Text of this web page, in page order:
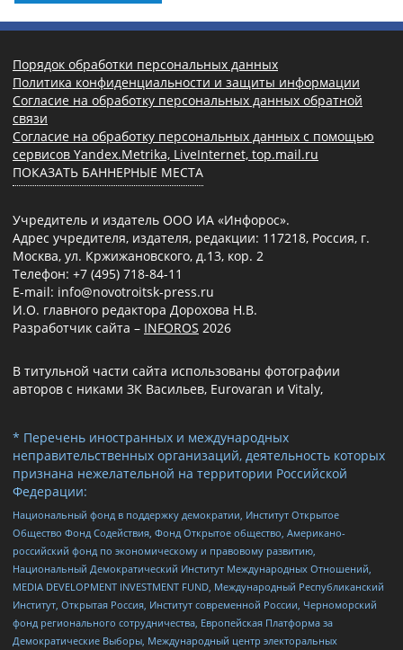
Порядок обработки персональных данных
Политика конфиденциальности и защиты информации
Согласие на обработку персональных данных обратной
связи
Согласие на обработку персональных данных с помощью
сервисов Yandex.Metrika, LiveInternet, top.mail.ru
ПОКАЗАТЬ БАННЕРНЫЕ МЕСТА
Учредитель и издатель ООО ИА «Инфорос».
Адрес учредителя, издателя, редакции: 117218, Россия, г.
Москва, ул. Кржижановского, д.13, кор. 2
Телефон: +7 (495) 718-84-11
E-mail: info@novotroitsk-press.ru
И.О. главного редактора Дорохова Н.В.
Разработчик сайта – INFOROS 2026
В титульной части сайта использованы фотографии
авторов с никами ЗК Васильев, Eurovaran и Vitaly,
* Перечень иностранных и международных
неправительственных организаций, деятельность которых
признана нежелательной на территории Российской
Федерации:
Национальный фонд в поддержку демократии, Институт Открытое
Общество Фонд Содействия, Фонд Открытое общество, Американо-
российский фонд по экономическому и правовому развитию,
Национальный Демократический Институт Международных Отношений,
MEDIA DEVELOPMENT INVESTMENT FUND, Международный Республиканский
Институт, Открытая Россия, Институт современной России, Черноморский
фонд регионального сотрудничества, Европейская Платформа за
Демократические Выборы, Международный центр электоральных